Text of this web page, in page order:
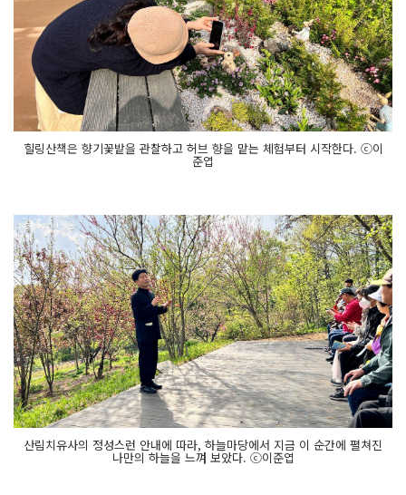
힐링산책은 향기꽃밭을 관찰하고 허브 향을 맡는 체험부터 시작한다. ⓒ이
준엽
산림치유사의 정성스런 안내에 따라, 하늘마당에서 지금 이 순간에 펼쳐진
나만의 하늘을 느껴 보았다. ⓒ이준엽